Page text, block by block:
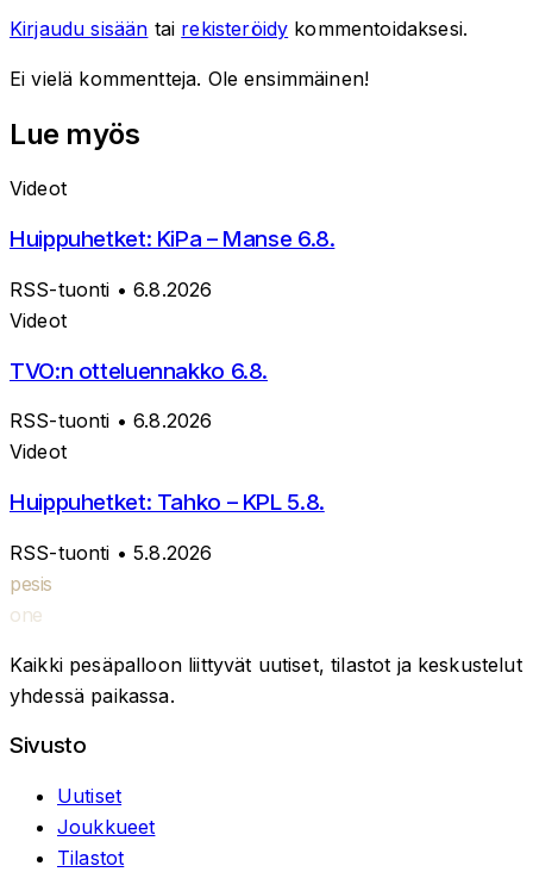
Kirjaudu sisään tai rekisteröidy kommentoidaksesi.
Ei vielä kommentteja. Ole ensimmäinen!
Lue myös
Videot
Huippuhetket: KiPa – Manse 6.8.
RSS-tuonti • 6.8.2026
Videot
TVO:n otteluennakko 6.8.
RSS-tuonti • 6.8.2026
Videot
Huippuhetket: Tahko – KPL 5.8.
RSS-tuonti • 5.8.2026
pesis
one
Kaikki pesäpalloon liittyvät uutiset, tilastot ja keskustelut
yhdessä paikassa.
Sivusto
Uutiset
Joukkueet
Tilastot